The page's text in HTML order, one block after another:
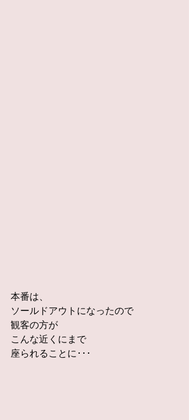
本番は、
ソールドアウトになったので
観客の方が
こんな近くにまで
座られることに･･･